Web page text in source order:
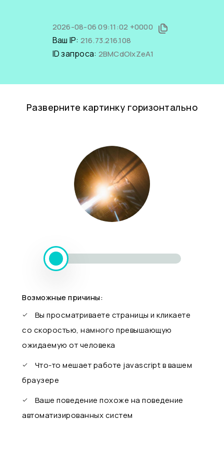
2026-08-06 09:11:02 +0000
Ваш IP: 216.73.216.108
ID запроса: 2BMCdOlxZeA1
Разверните картинку горизонтально
Возможные причины:
Вы просматриваете страницы и кликаете
со скоростью, намного превышающую
ожидаемую от человека
Что-то мешает работе javascript в вашем
браузере
Ваше поведение похоже на поведение
автоматизированных систем